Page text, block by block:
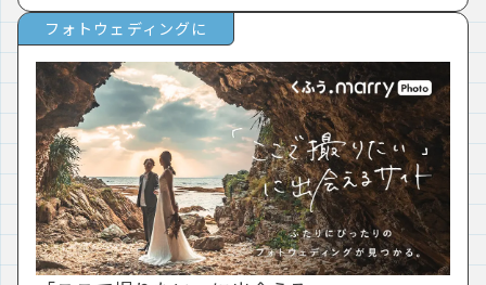
フォトウェディングに